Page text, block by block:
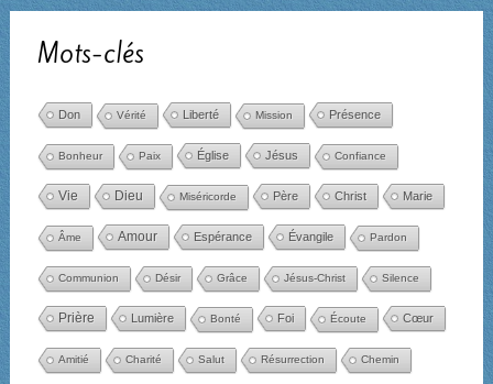
Mots-clés
Don Vérité Liberté Mission Présence
Bonheur Paix Église Jésus Confiance
Vie Dieu Miséricorde Père Christ Marie
Âme Amour Espérance Évangile Pardon
Communion Désir Grâce Jésus-Christ Silence
Prière Lumière Bonté Foi Écoute Cœur
Amitié Charité Salut Résurrection Chemin